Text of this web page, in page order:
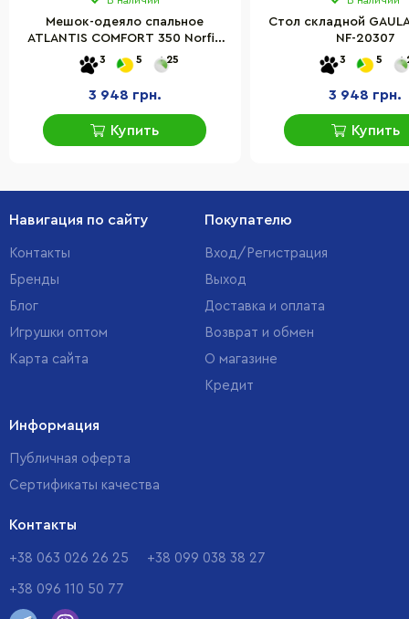
Мешок-одеяло спальное
ATLANTIS COMFORT 350 Norfin
NFL-30231
3 5 25
3 948 грн.
Купить
Стол складной
NF-20307
3 5
3 948 грн.
Купить
Навигация по сайту
Контакты
Бренды
Блог
Игрушки оптом
Карта сайта
Покупателю
Вход/Регистрация
Выход
Доставка и оплата
Возврат и обмен
О магазине
Кредит
Информация
Публичная оферта
Сертификаты качества
Контакты
+38 063 026 26 25 +38 099 038 38 27
+38 096 110 50 77